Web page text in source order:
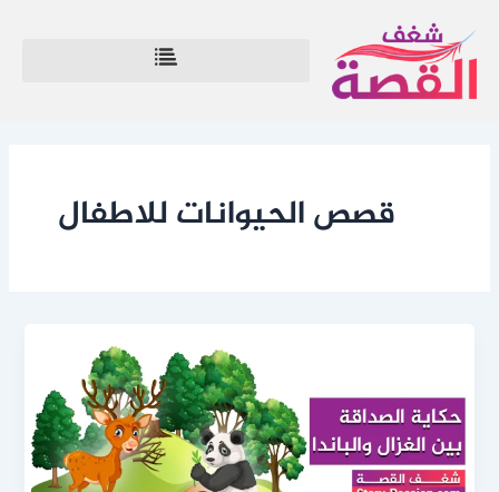
إلى
المحتوى
قصص الحيوانات للاطفال
pagination